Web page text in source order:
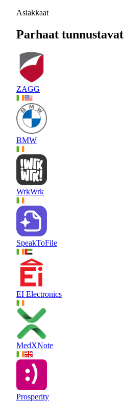
Asiakkaat
Parhaat tunnustavat
ZAGG
BMW
WrkWrk
SpeakToFile
EI Electronics
MedXNote
Prosperity